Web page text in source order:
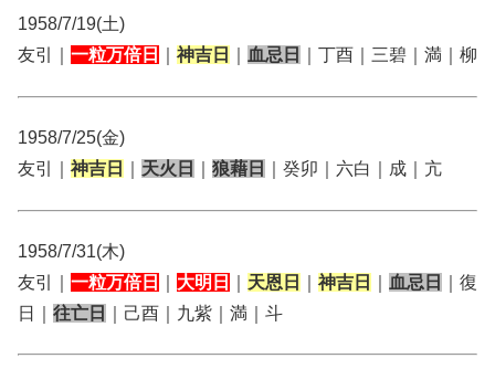
1958/7/19(土)
友引｜ 一粒万倍日 神吉日 血忌日 ｜丁酉｜三碧｜満｜柳
1958/7/25(金)
友引｜ 神吉日 天火日 狼藉日 ｜癸卯｜六白｜成｜亢
1958/7/31(木)
友引｜ 一粒万倍日 大明日 天恩日 神吉日 血忌日
｜復
日｜ 往亡日 ｜己酉｜九紫｜満｜斗